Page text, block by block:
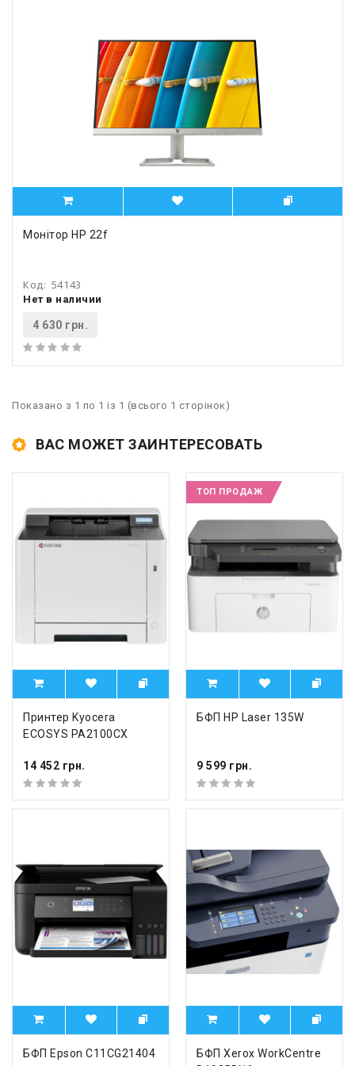
Монітор HP 22f
Код: 54143
Нет в наличии
4 630 грн.
Показано з 1 по 1 із 1 (всього 1 сторінок)
ВАС МОЖЕТ ЗАИНТЕРЕСОВАТЬ
Принтер Kyocera
ECOSYS PA2100CX
14 452 грн.
ТОП ПРОДАЖ
БФП HP Laser 135W
9 599 грн.
БФП Epson C11CG21404
БФП Xerox WorkCentre